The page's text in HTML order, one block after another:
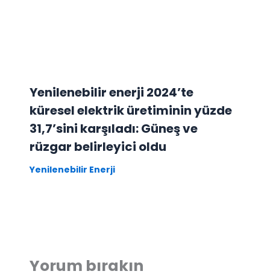
Yenilenebilir enerji 2024’te
küresel elektrik üretiminin yüzde
31,7’sini karşıladı: Güneş ve
rüzgar belirleyici oldu
Yenilenebilir Enerji
Yorum bırakın